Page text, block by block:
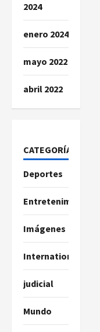
2024
enero 2024
mayo 2022
abril 2022
CATEGORÍAS
Deportes
Entretenimiento
Imágenes
International
judicial
Mundo